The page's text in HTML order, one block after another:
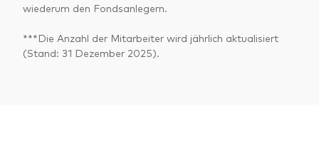
wiederum den Fondsanlegern.
***Die Anzahl der Mitarbeiter wird jährlich aktualisiert
(Stand: 31 Dezember 2025).